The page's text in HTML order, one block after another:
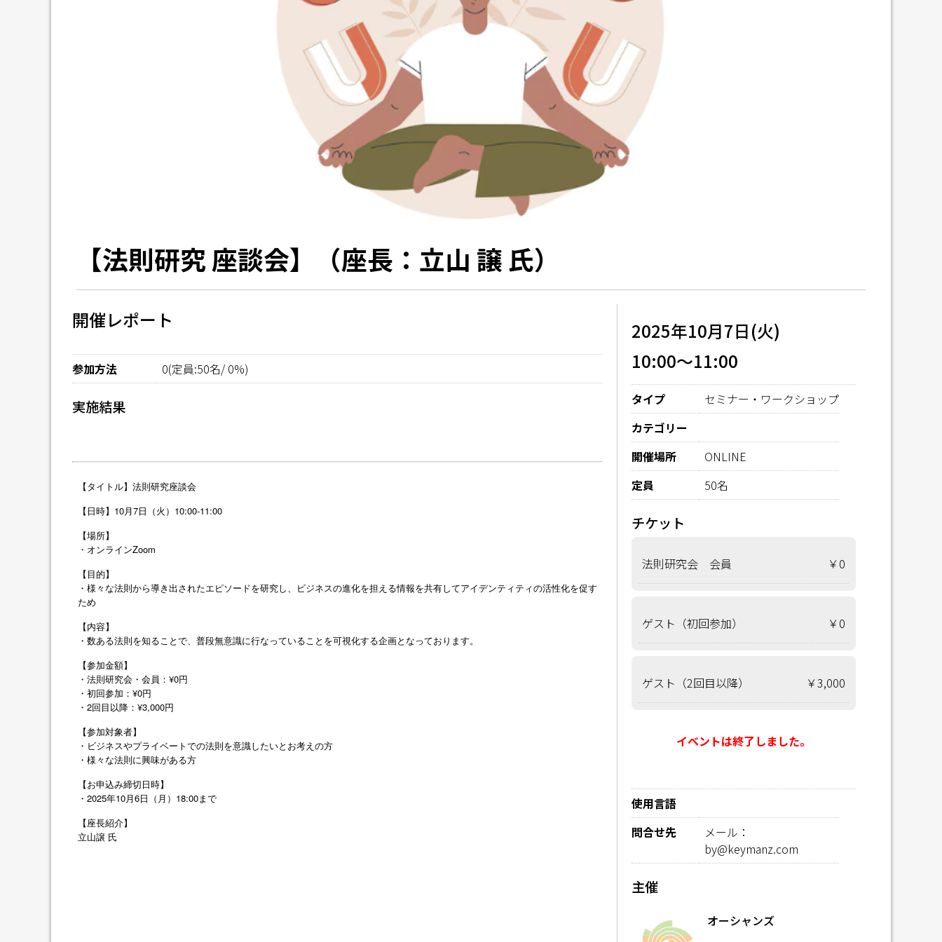
【法則研究 座談会】（座長：立山 譲 氏）
開催レポート
参加方法 0(定員:50名/ 0%)
実施結果
【タイトル】法則研究座談会
【日時】10月7日（火）10:00-11:00
【場所】
・オンラインZoom
【目的】
・様々な法則から導き出されたエピソードを研究し、ビジネスの進化を担える情報を共有してアイデンティティの活性化を促す
ため
【内容】
・数ある法則を知ることで、普段無意識に行なっていることを可視化する企画となっております。
【参加金額】
・法則研究会・会員：¥0円
・初回参加：¥0円
・2回目以降：¥3,000円
【参加対象者】
・ビジネスやプライベートでの法則を意識したいとお考えの方
・様々な法則に興味がある方
【お申込み締切日時】
・2025年10月6日（月）18:00まで
【座長紹介】
立山譲 氏
2025年10月7日(火)
10:00～11:00
タイプ
セミナー・ワークショップ
カテゴリー
開催場所
ONLINE
定員
50名
チケット
法則研究会 会員 ￥0
ゲスト（初回参加） ￥0
ゲスト（2回目以降） ￥3,000
イベントは終了しました。
使用言語
問合せ先
メール：
by@keymanz.com
主催
オーシャンズ